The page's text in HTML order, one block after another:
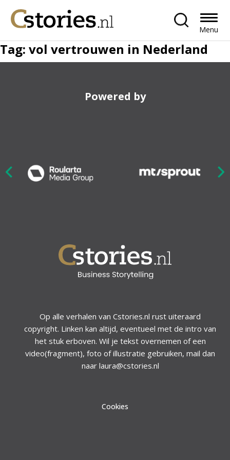
Menu
Tag: vol vertrouwen in Nederland
Powered by
Op alle verhalen van Cstories.nl rust uiteraard
copyright. Linken kan altijd, eventueel met de intro van
het stuk erboven. Wil je tekst overnemen of een
video(fragment), foto of illustratie gebruiken, mail dan
naar laura@cstories.nl
Cookies